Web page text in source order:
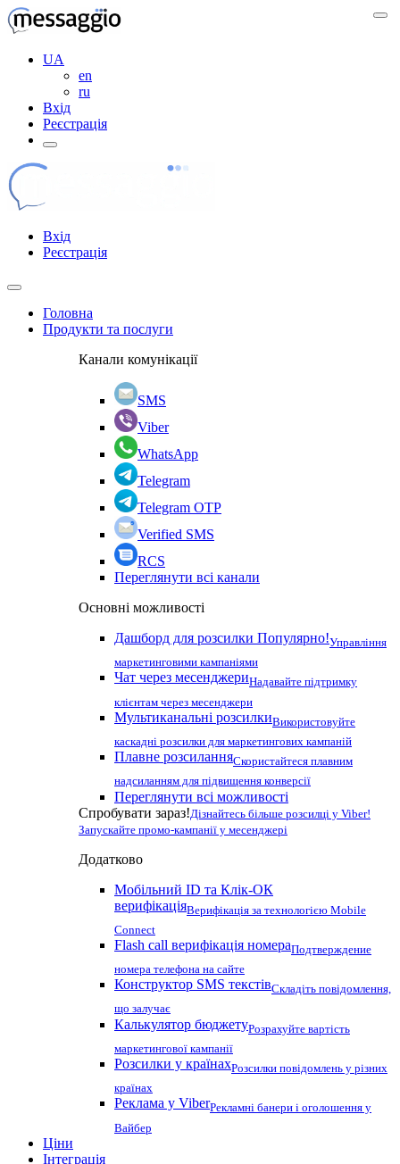
UA
en
ru
Вхід
Реєстрація
Вхід
Реєстрація
Головна
Продукти та послуги
Канали комунікації
SMS
Viber
WhatsApp
Telegram
Telegram OTP
Verified SMS
RCS
Переглянути всі канали
Основні можливості
Дашборд для розсилки Популярно!Управління
маркетинговими кампаніями
Чат через месенджериНадавайте підтримку
клієнтам через месенджери
Мультиканальні розсилкиВикористовуйте
каскадні розсилки для маркетингових кампаній
Плавне розсиланняСкористайтеся плавним
надсиланням для підвищення конверсії
Переглянути всі можливості
Спробувати зараз!Дізнайтесь більше розсилці у Viber!
Запускайте промо-кампанії у месенджері
Додатково
Мобільний ID та Клік-ОК
верифікаціяВерифікація за технологією Mobile
Connect
Flash call верифікація номераПодтверждение
номера телефона на сайте
Конструктор SMS текстівСкладіть повідомлення,
що залучає
Калькулятор бюджетуРозрахуйте вартість
маркетингової кампанії
Розсилки у країнахРозсилки повідомлень у різних
країнах
Реклама у ViberРекламні банери і оголошення у
Вайбер
Ціни
Інтеграція